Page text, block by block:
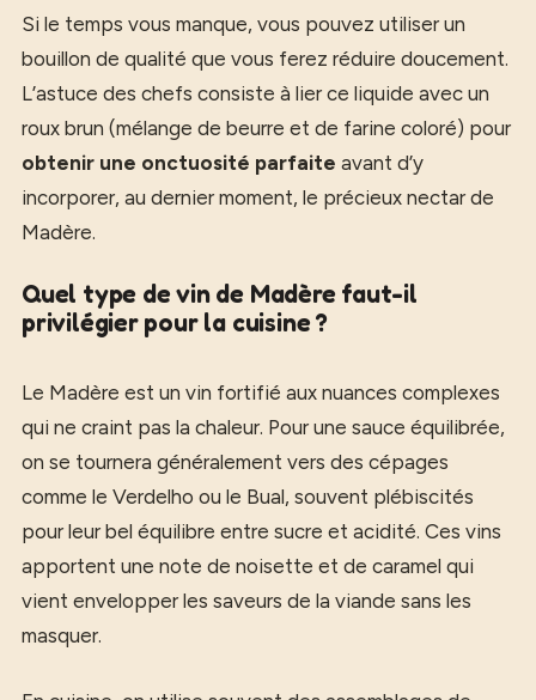
Si le temps vous manque, vous pouvez utiliser un
bouillon de qualité que vous ferez réduire doucement.
L’astuce des chefs consiste à lier ce liquide avec un
roux brun (mélange de beurre et de farine coloré) pour
obtenir une onctuosité parfaite avant d’y
incorporer, au dernier moment, le précieux nectar de
Madère.
Quel type de vin de Madère faut-il
privilégier pour la cuisine ?
Le Madère est un vin fortifié aux nuances complexes
qui ne craint pas la chaleur. Pour une sauce équilibrée,
on se tournera généralement vers des cépages
comme le Verdelho ou le Bual, souvent plébiscités
pour leur bel équilibre entre sucre et acidité. Ces vins
apportent une note de noisette et de caramel qui
vient envelopper les saveurs de la viande sans les
masquer.